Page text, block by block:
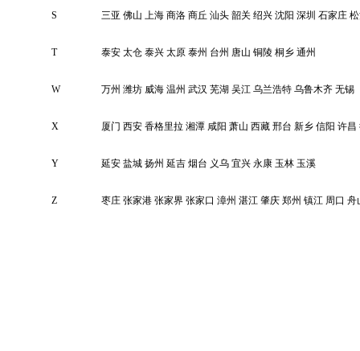
S 三亚 佛山 上海 商洛 商丘 汕头 韶关 绍兴 沈阳 深圳 石家庄
T 泰安 太仓 泰兴 太原 泰州 台州 唐山 铜陵 桐乡 通州
W 万州 潍坊 威海 温州 武汉 芜湖 吴江 乌兰浩特 乌鲁木齐 无锡
X 厦门 西安 香格里拉 湘潭 咸阳 萧山 西藏 邢台 新乡 信阳 许昌
Y 延安 盐城 扬州 延吉 烟台 义乌 宜兴 永康 玉林 玉溪
Z 枣庄 张家港 张家界 张家口 漳州 湛江 肇庆 郑州 镇江 周口 舟